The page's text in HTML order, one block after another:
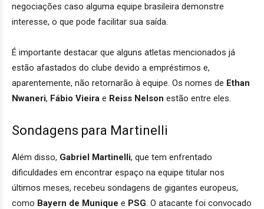
negociações caso alguma equipe brasileira demonstre
interesse, o que pode facilitar sua saída.
É importante destacar que alguns atletas mencionados já
estão afastados do clube devido a empréstimos e,
aparentemente, não retornarão à equipe. Os nomes de Ethan
Nwaneri, Fábio Vieira e Reiss Nelson estão entre eles.
Sondagens para Martinelli
Além disso, Gabriel Martinelli, que tem enfrentado
dificuldades em encontrar espaço na equipe titular nos
últimos meses, recebeu sondagens de gigantes europeus,
como Bayern de Munique e PSG . O atacante foi convocado